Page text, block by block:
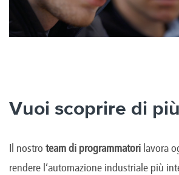
Vuoi scoprire di
Il nostro team di programmatori lavora
rendere l’automazione industriale più